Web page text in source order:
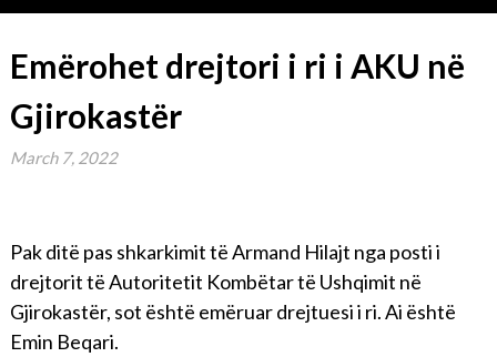
Emërohet drejtori i ri i AKU në
Gjirokastër
March 7, 2022
Pak ditë pas shkarkimit të Armand Hilajt nga posti i
drejtorit të Autoritetit Kombëtar të Ushqimit në
Gjirokastër, sot është emëruar drejtuesi i ri. Ai është
Emin Beqari.